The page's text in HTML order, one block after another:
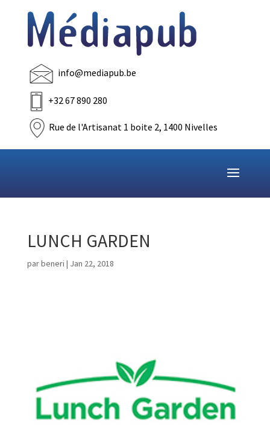
info@mediapub.be
+32 67 890 280
Rue de l'Artisanat 1 boite 2, 1400 Nivelles
LUNCH GARDEN
parbeneri | Jan 22, 2018